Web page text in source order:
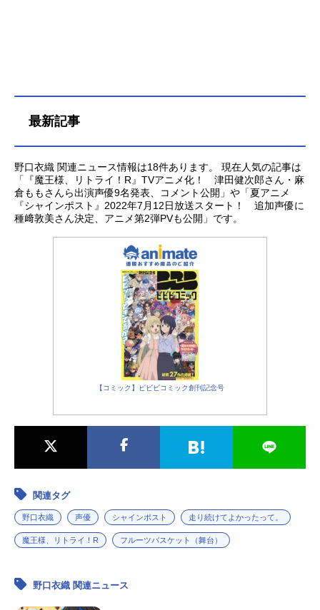
最新記事
野口衣織 関連ニュース情報は18件あります。 現在人気の記事は
「『魔王様、リトライ！R』TVアニメ化！ 津田健次郎さん・麻
倉ももさんら出演声優9名発表、コメント公開」や「夏アニメ
『シャインポスト』2022年7月12日放送スタート！ 追加声優に
種﨑敦美さん決定、アニメ第2弾PVも公開」です。
【コミック】ビビビコミック創刊記念号
関連タグ
野口衣織 声優 シャインポスト 走り続けてよかったって。
魔王様、リトライ！R フルーツバスケット（舞台）
野口衣織 関連ニュース